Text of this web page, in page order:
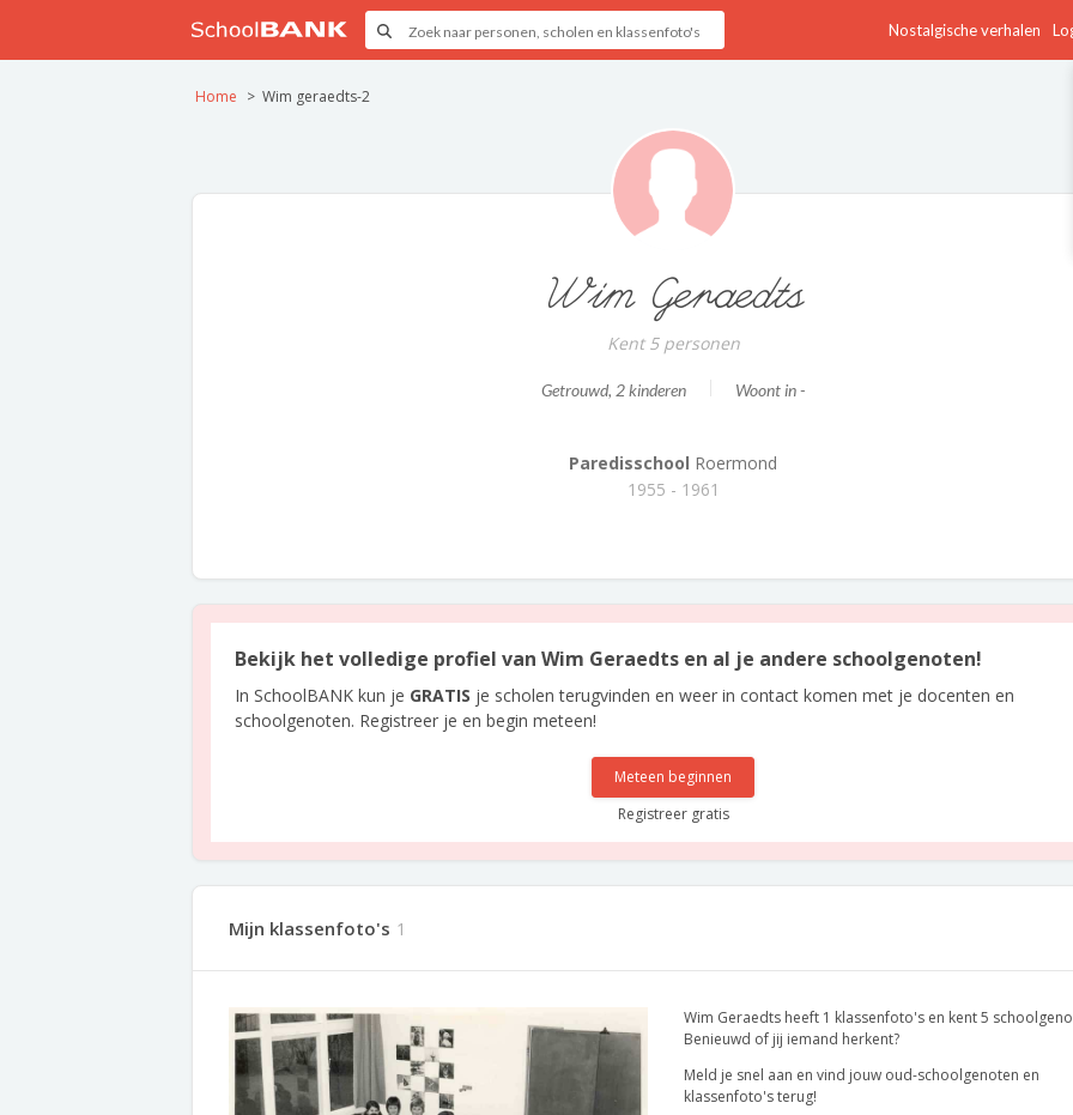
Nostalgische verhalen
Home Wim geraedts-2
Wim Geraedts
Kent 5 personen
Getrouwd, 2 kinderen Woont in -
Paredisschool Roermond
1955 - 1961
Bekijk het volledige profiel van Wim Geraedts en al je andere schoolgenoten!
In SchoolBANK kun je GRATIS je scholen terugvinden en weer in contact komen met je docenten en
schoolgenoten. Registreer je en begin meteen!
Meteen beginnen
Registreer gratis
Mijn klassenfoto's 1
Wim Geraedts heeft 1 klassenfoto's en kent 5
Benieuwd of jij iemand herkent?
Meld je snel aan en vind jouw oud-schoolgenoten en
klassenfoto's terug!